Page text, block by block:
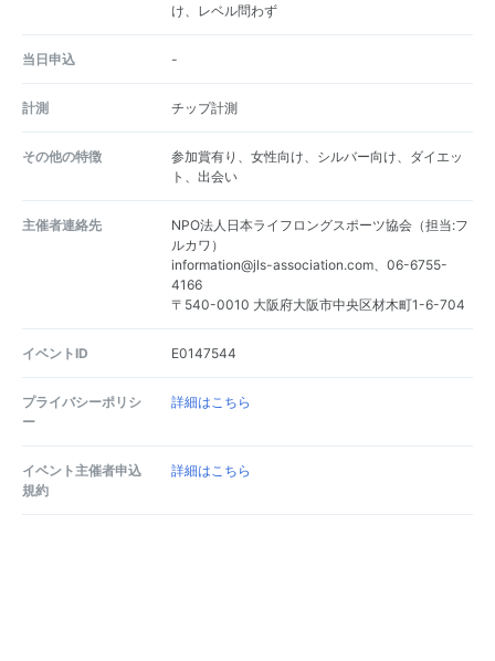
け、レベル問わず
当日申込 -
計測 チップ計測
その他の特徴
参加賞有り、女性向け、シルバー向け、ダイエッ
ト、出会い
主催者連絡先
NPO法人日本ライフロングスポーツ協会（担当:フ
ルカワ）
information@jls-association.com、06-6755-
4166
〒540-0010 大阪府大阪市中央区材木町1-6-704
イベントID E0147544
プライバシーポリシ
ー
詳細はこちら
イベント主催者申込
規約
詳細はこちら